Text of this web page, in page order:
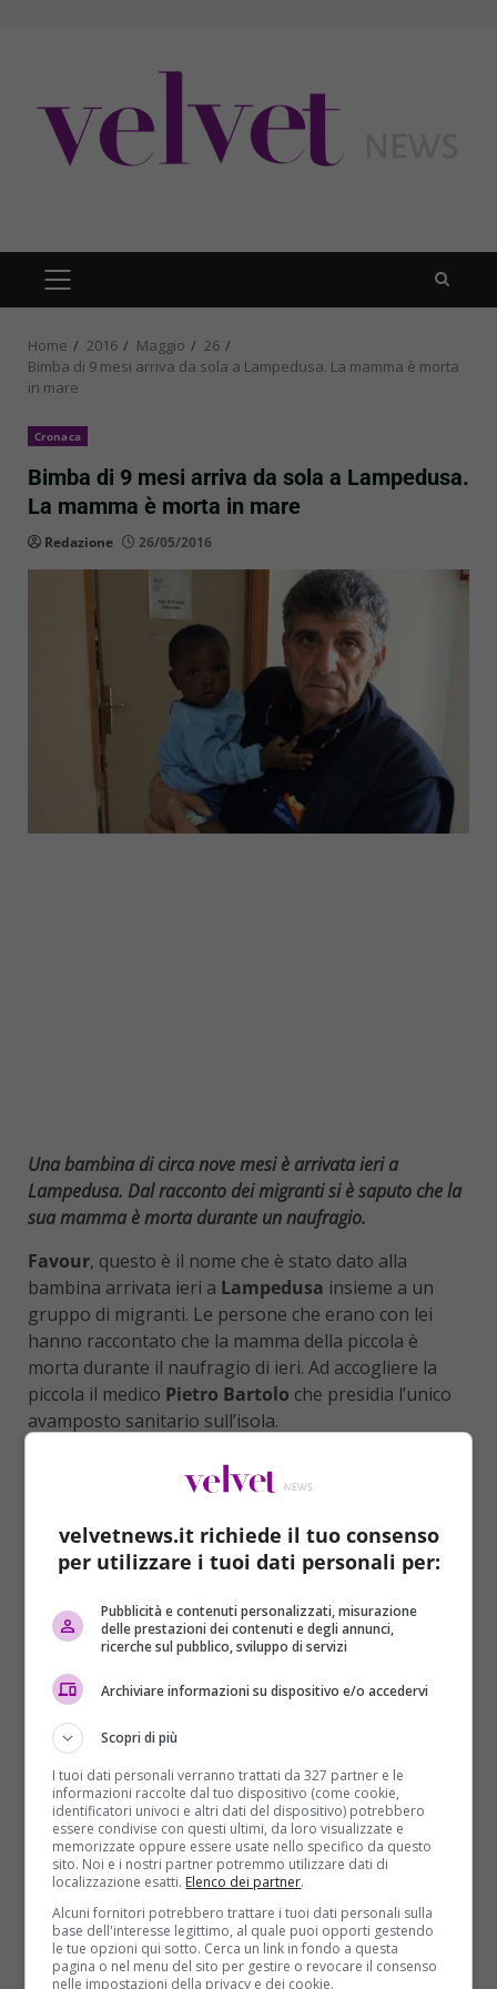
PRIMARY
MENU
Home 2016 Maggio
26
Bimba di 9 mesi arriva da sola a Lampedusa. La mamma è morta
in mare
Cronaca
Bimba di 9 mesi arriva da sola a Lampedusa.
La mamma è morta in mare
Redazione 26/05/2016
Una bambina di circa nove mesi è arrivata ieri a
Lampedusa. Dal racconto dei migranti si è saputo che la
sua mamma è morta durante un naufragio.
Favour, questo è il nome che è stato dato alla
bambina arrivata ieri a Lampedusa insieme a un
gruppo di migranti. Le persone che erano con lei
hanno raccontato che la mamma della piccola è
morta durante il naufragio di ieri. Ad accogliere la
piccola il medico Pietro Bartolo che presidia l’unico
avamposto sanitario sull’isola.
Un miracolo che fa riaccendere la speranza dopo
l’ennesima tragedia di ieri. Le persone che hanno
prima di annegare la mamma della bambina ha
affidato la figlia ad una amica.Favour ora sta bene
cambiato i vestiti. Era leggermente disidratata, ma niente
di serio. È rimasta in ambulatorio per alcune ore, poi l’ho
accompagnata io stesso nel centro d’accoglienza,
consegnandola alla polizia. È in buone mani ” Queste le
parole del medico
sentiti hanno riferito tutti la stessa versione e questo ci fa
pensare che le cose siano andate proprio così, che la
mamma della bimba sia proprio morta“.
Immediatamente è scattata una gara di solidarietà in
tutto il paese per adottare la bambina. In moltissimi
hanno chiamato per cercare di avere in adozione la
piccola. Per il momentoFavour sarà portata in una
comunità per minori diPalermo, in attesa di una
velvetnews.it richiede il tuo consenso
per utilizzare i tuoi dati personali per:
Pubblicità e contenuti personalizzati, misurazione
delle prestazioni dei contenuti e degli annunci,
ricerche sul pubblico, sviluppo di servizi
Archiviare informazioni su dispositivo e/o accedervi
Scopri di più
I tuoi dati personali verranno trattati da 327 partner e le
informazioni raccolte dal tuo dispositivo (come cookie,
identificatori univoci e altri dati del dispositivo) potrebbero
essere condivise con questi ultimi, da loro visualizzate e
memorizzate oppure essere usate nello specifico da questo
sito. Noi e i nostri partner potremmo utilizzare dati di
localizzazione esatti. Elenco dei partner.
Alcuni fornitori potrebbero trattare i tuoi dati personali sulla
base dell'interesse legittimo, al quale puoi opporti gestendo
le tue opzioni qui sotto. Cerca un link in fondo a questa
pagina o nel menu del sito per gestire o revocare il consenso
nelle impostazioni della privacy e dei cookie.